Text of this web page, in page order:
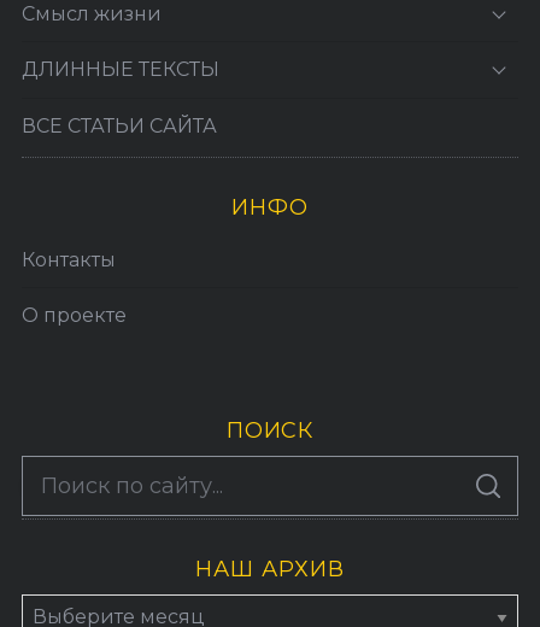
Смысл жизни
ДЛИННЫЕ ТЕКСТЫ
ВСЕ СТАТЬИ САЙТА
ИНФО
Контакты
О проекте
ПОИСК
S
A
По авторам
НАШ АРХИВ
Н